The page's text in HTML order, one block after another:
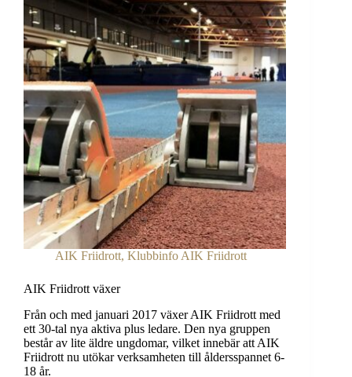
AIK Friidrott, Klubbinfo AIK Friidrott
AIK Friidrott växer
Från och med januari 2017 växer AIK Friidrott med
ett 30-tal nya aktiva plus ledare. Den nya gruppen
består av lite äldre ungdomar, vilket innebär att AIK
Friidrott nu utökar verksamheten till åldersspannet 6-
18 år.